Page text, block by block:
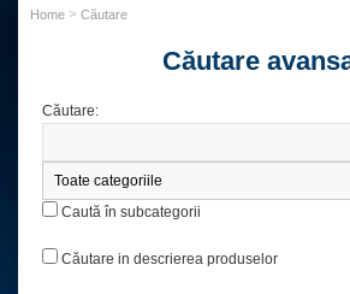
Home > Căutare
Căutare
Căutare:
Caută în subcategorii
Căutare in descrierea produselor